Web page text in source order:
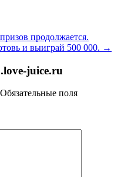
продолжается.
и выиграй 500 000. →
juice.ru
Обязательные поля